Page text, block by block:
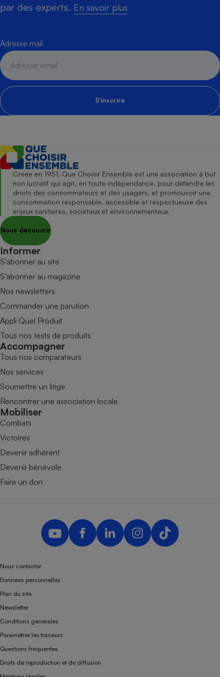
par des experts. En savoir plus
Adresse mail
S'inscrire
Créée en 1951, Que Choisir Ensemble est une association à but
non lucratif qui agit, en toute indépendance, pour défendre les
droits des consommateurs et des usagers, et promouvoir une
consommation responsable, accessible et respectueuse des
enjeux sanitaires, sociétaux et environnementaux.
Nous découvrir
Informer
S’abonner au site
S’abonner au magazine
Nos newsletters
Commander une parution
Appli Quel Produit
Tous nos tests de produits
Accompagner
Tous nos comparateurs
Nos services
Soumettre un litige
Rencontrer une association locale
Mobiliser
Combats
Victoires
Devenir adhérent
Devenir bénévole
Faire un don
Nous contacter
Données personnelles
Plan du site
Newsletter
Conditions générales
Paramétrer les traceurs
Questions fréquentes
Droits de reproduction et de diffusion